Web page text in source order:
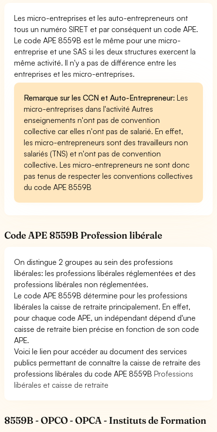
Les micro-entreprises et les auto-entrepreneurs ont
tous un numéro SIRET et par conséquent un code APE.
Le code APE 8559B est le même pour une micro-
entreprise et une SAS si les deux structures exercent la
même activité. Il n'y a pas de différence entre les
entreprises et les micro-entreprises.
Remarque sur les CCN et Auto-Entrepreneur: Les
micro-entreprises dans l'activité Autres
enseignements n'ont pas de convention
collective car elles n'ont pas de salarié. En effet,
les micro-entrepreneurs sont des travailleurs non
salariés (TNS) et n'ont pas de convention
collective. Les micro-entrepreneurs ne sont donc
pas tenus de respecter les conventions collectives
du code APE 8559B
Code APE 8559B Profession libérale
On distingue 2 groupes au sein des professions
libérales: les professions libérales réglementées et des
professions libérales non réglementées.
Le code APE 8559B détermine pour les professions
libérales la caisse de retraite principalement. En effet,
pour chaque code APE, un indépendant dépend d'une
caisse de retraite bien précise en fonction de son code
APE.
Voici le lien pour accéder au document des services
publics permettant de connaître la caisse de retraite des
professions libérales du code APE 8559BProfessions
libérales et caisse de retraite
8559B - OPCO - OPCA - Instituts de Formation